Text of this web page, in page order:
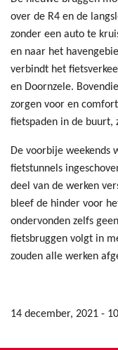
over de R4 en de
zonder een auto te
en naar het
verbindt het
en Doornzele.
zorgen voor en
fietspaden in de buurt,
De voorbije weekends
fietstunnels
deel van de werken
bleef de hinder voor
ondervonden zelfs
fietsbruggen volgt in
zouden alle werken
14 december, 2021 -